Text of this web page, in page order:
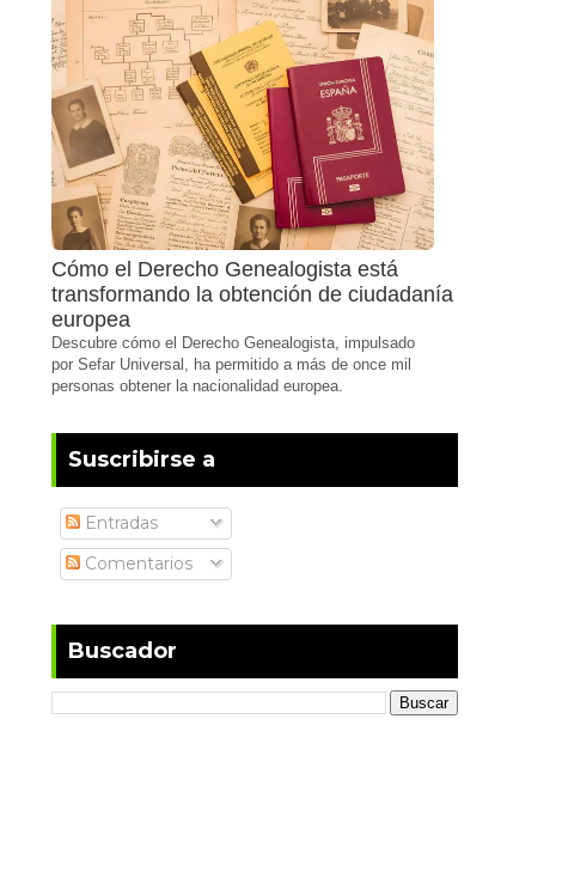
Cómo el Derecho Genealogista está
transformando la obtención de ciudadanía
europea
Descubre cómo el Derecho Genealogista, impulsado
por Sefar Universal, ha permitido a más de once mil
personas obtener la nacionalidad europea.
Suscribirse a
Entradas
Comentarios
Buscador